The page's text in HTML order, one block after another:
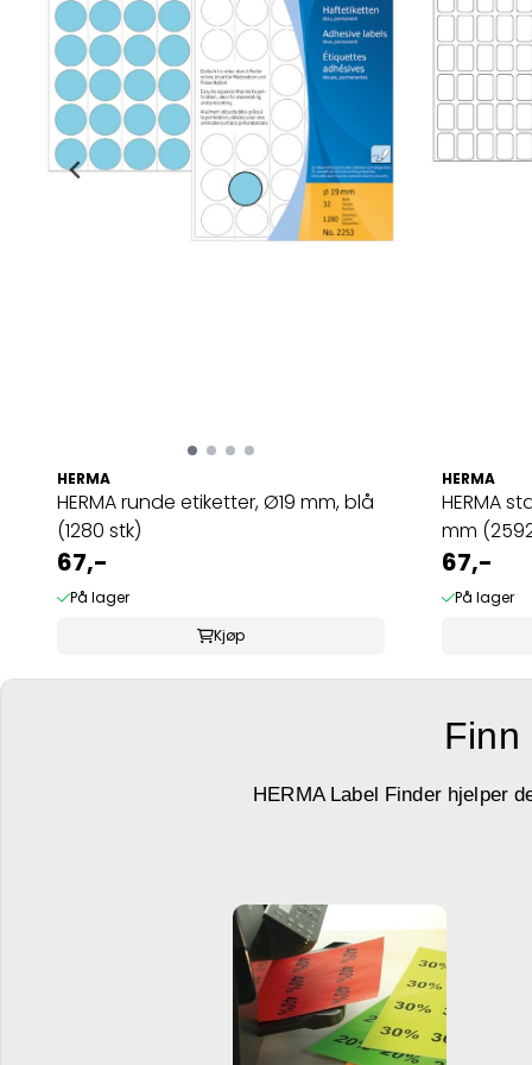
HERMA
HERMA runde etiketter, Ø19 mm, blå
(1280 stk)
67,-
På lager
Kjøp
HERMA
HERMA
mm
67,-
På lager
Finn
HERMA Label Finder hjelper